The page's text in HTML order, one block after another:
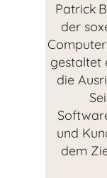
Patrick
der
gestaltet
die
und
dem